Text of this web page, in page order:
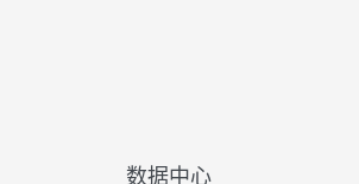
数据中心